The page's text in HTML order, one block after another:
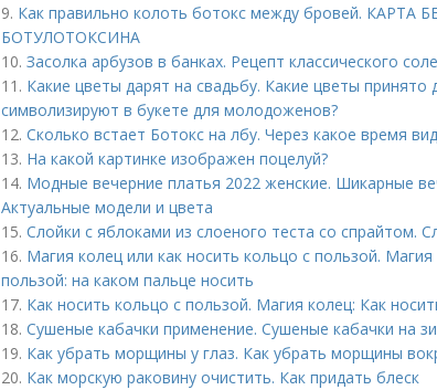
9. Как правильно колоть ботокс между бровей.
БОТУЛОТОКСИНА
10. Засолка арбузов в банках. Рецепт классического
11. Какие цветы дарят на свадьбу. Какие цветы принято
символизируют в букете для молодоженов?
12. Сколько встает Ботокс на лбу. Через какое время
13. На какой картинке изображен поцелуй?
14. Модные вечерние платья 2022 женские. Шикарные
Актуальные модели и цвета
15. Слойки с яблоками из слоеного теста со спрайтом.
16. Магия колец или как носить кольцо с пользой.
пользой: на каком пальце носить
17. Как носить кольцо с пользой. Магия колец: Как
18. Сушеные кабачки применение. Сушеные кабачки на
19. Как убрать морщины у глаз. Как убрать морщины
20. Как морскую раковину очистить. Как придать блеск